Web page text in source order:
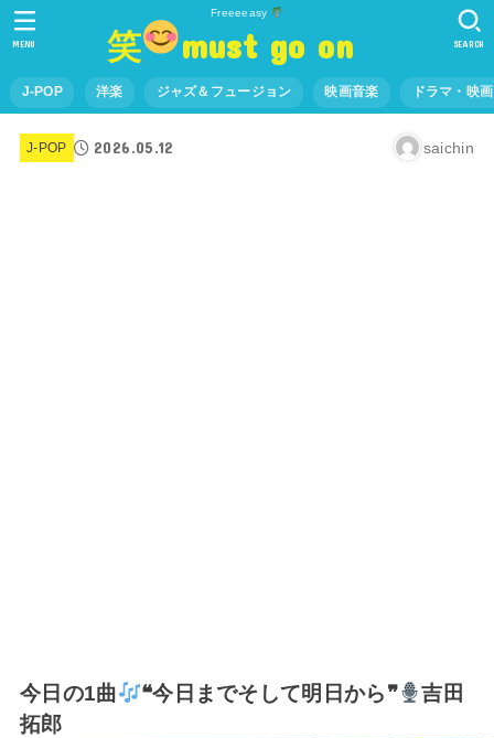
Freeeeasy
笑 must go on
J-POP 洋楽 ジャズ＆フュージョン 映画音楽 ドラマ・映
SEARCH
MENU
J-POP 2026.05.12 saichin
今日の1曲 ❝今日までそして明日から❞
吉田
拓郎